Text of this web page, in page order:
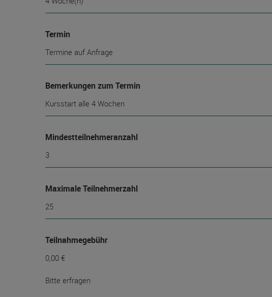
Termin
Termine auf Anfrage
Bemerkungen zum Termin
Kursstart alle 4 Wochen
Mindest­teilnehmer­anzahl
3
Maximale Teilnehmerzahl
25
Teilnahmegebühr
0,00 €
Bitte erfragen